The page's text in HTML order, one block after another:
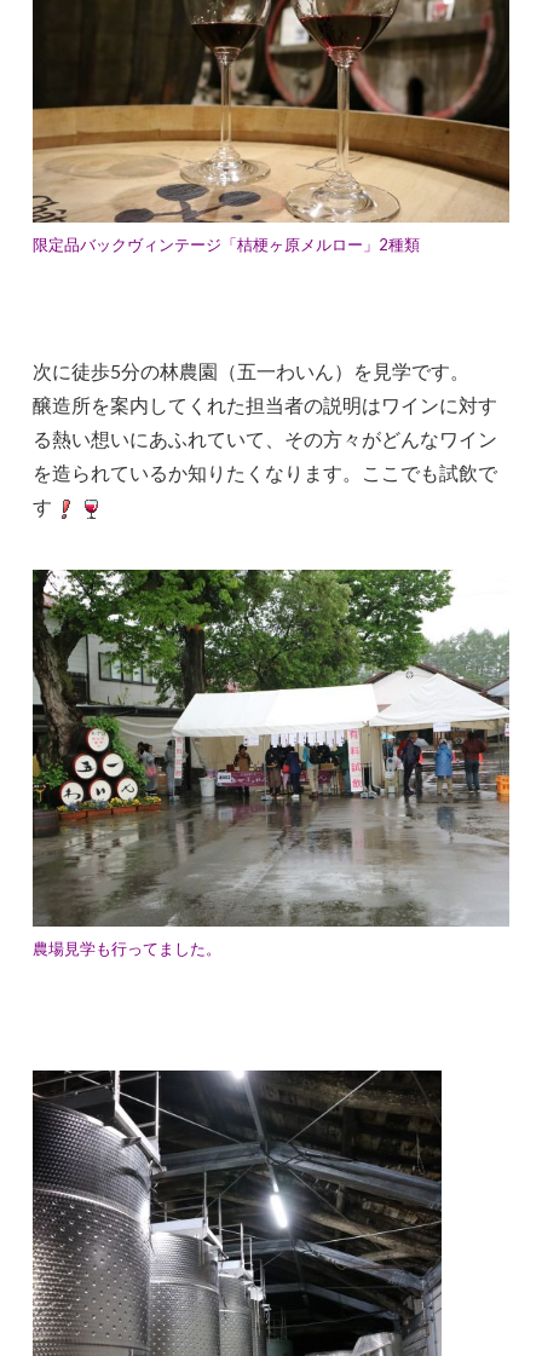
限定品バックヴィンテージ「桔梗ヶ原メルロー」2種類
次に徒歩5分の林農園（五一わいん）を見学です。
醸造所を案内してくれた担当者の説明はワインに対す
る熱い想いにあふれていて、その方々がどんなワイン
を造られているか知りたくなります。ここでも試飲で
す
農場見学も行ってました。